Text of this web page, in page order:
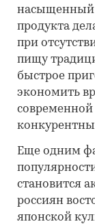
насыщенный
продукта
при
пищу
быстрое
экономить
Еще одним
становится
россиян
японской